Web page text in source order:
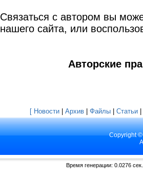
Связаться с автором вы
нашего сайта, или
Авторские
[ Новости Архив Файлы Статьи
Copyright
Время генерации: 0.0276